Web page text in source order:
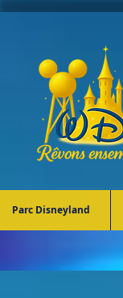
Parc Disneyland